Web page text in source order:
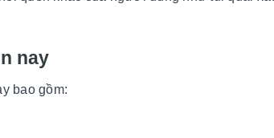
nay
bao gồm: